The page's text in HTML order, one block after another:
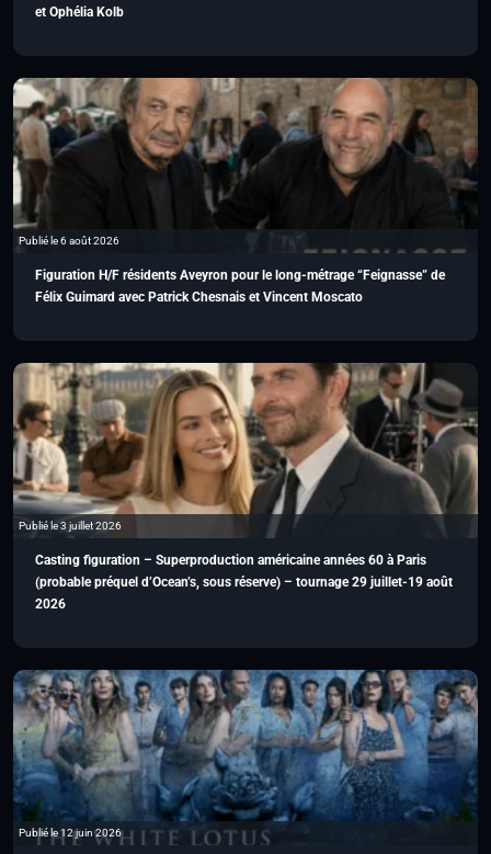
et Ophélia Kolb
Publié le 6 août 2026
Figuration H/F résidents Aveyron pour le long-métrage “Feignasse” de
Félix Guimard avec Patrick Chesnais et Vincent Moscato
Publié le 3 juillet 2026
Casting figuration – Superproduction américaine années 60 à Paris
(probable préquel d’Ocean’s, sous réserve) – tournage 29 juillet-19 août
2026
Publié le 12 juin 2026